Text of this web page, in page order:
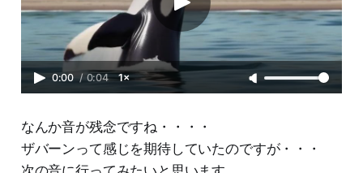
0:00 / 0:04 1×
なんか音が残念ですね・・・・
ザバーンって感じを期待していたのですが・・・